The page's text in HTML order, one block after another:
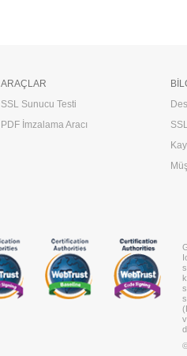
ARAÇLAR
SSL Sunucu Testi
PDF İmzalama Aracı